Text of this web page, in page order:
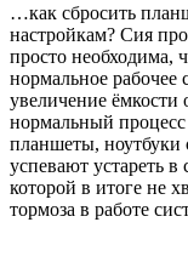
…как сбросить
настройкам? Сия
просто необходима,
нормальное
увеличение
нормальный
планшеты, ноутбуки
успевают устареть
которой в итоге не
тормоза в работе